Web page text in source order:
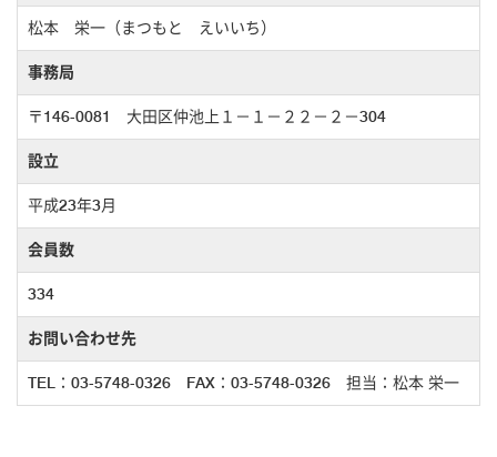
松本 栄一（まつもと えいいち）
事務局
〒146-0081 大田区仲池上１－１－２２－２－304
設立
平成23年3月
会員数
334
お問い合わせ先
TEL：03-5748-0326 FAX：03-5748-0326 担当：松本 栄一